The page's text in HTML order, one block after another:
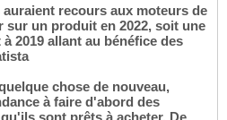
recours aux moteurs de
un produit en 2022, soit une
2019 allant au bénéfice des
chose de nouveau,
à faire d'abord des